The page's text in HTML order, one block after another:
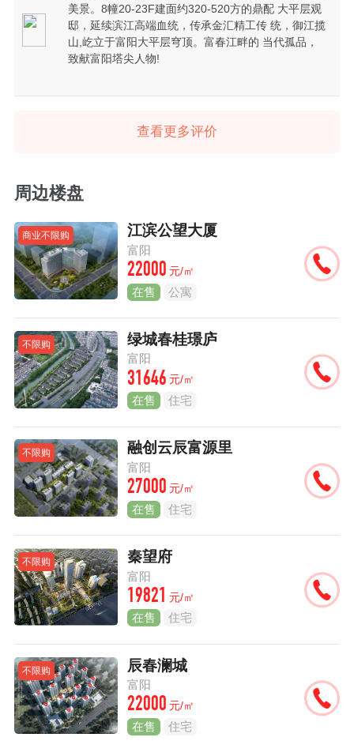
美景。8幢20-23F建面约320-520方的鼎配 大平层观
邸，延续滨江高端血统，传承金汇精工传 统，御江揽
山,屹立于富阳大平层穹顶。富春江畔的 当代孤品，
致献富阳塔尖人物!
查看更多评价
周边楼盘
商业不限购 江滨公望大厦
富阳
22000 元/㎡
在售 公寓
不限购 绿城春桂璟庐
富阳
31646 元/㎡
在售 住宅
不限购 融创云辰富源里
富阳
27000 元/㎡
在售 住宅
不限购 秦望府
富阳
19821 元/㎡
在售 住宅
不限购 辰春澜城
富阳
22000 元/㎡
在售 住宅